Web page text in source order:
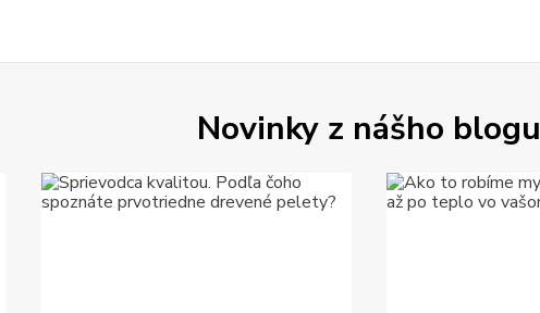
Novinky z nášho blogu